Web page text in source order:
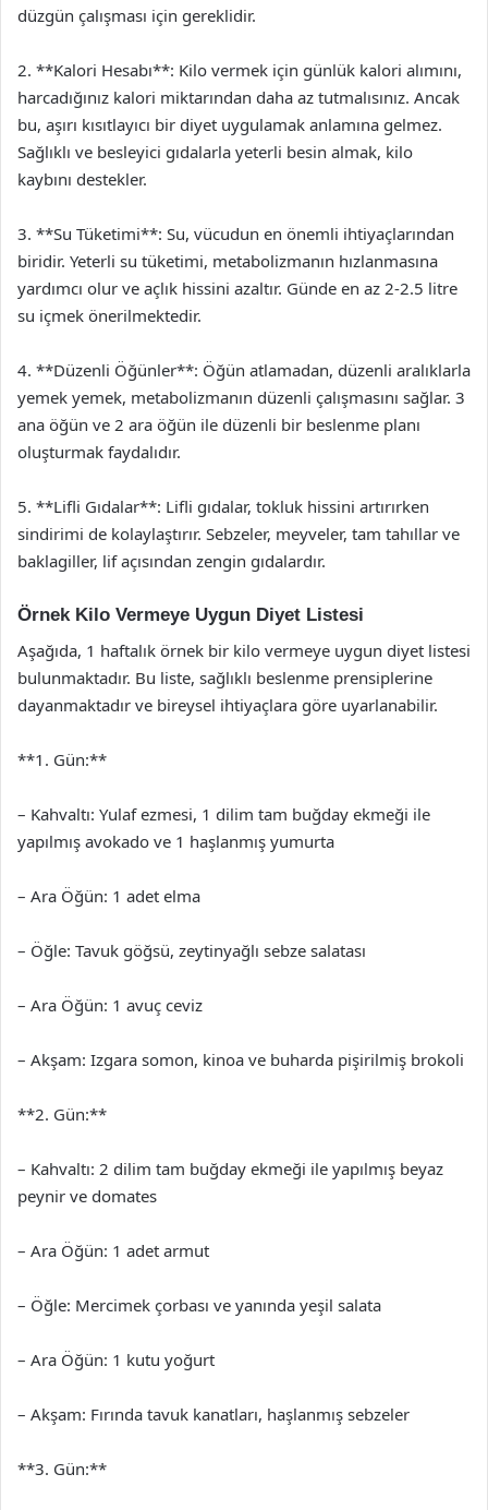
düzgün çalışması için gereklidir.
2. **Kalori Hesabı**: Kilo vermek için günlük kalori alımını,
harcadığınız kalori miktarından daha az tutmalısınız. Ancak
bu, aşırı kısıtlayıcı bir diyet uygulamak anlamına gelmez.
Sağlıklı ve besleyici gıdalarla yeterli besin almak, kilo
kaybını destekler.
3. **Su Tüketimi**: Su, vücudun en önemli ihtiyaçlarından
biridir. Yeterli su tüketimi, metabolizmanın hızlanmasına
yardımcı olur ve açlık hissini azaltır. Günde en az 2-2.5 litre
su içmek önerilmektedir.
4. **Düzenli Öğünler**: Öğün atlamadan, düzenli aralıklarla
yemek yemek, metabolizmanın düzenli çalışmasını sağlar. 3
ana öğün ve 2 ara öğün ile düzenli bir beslenme planı
oluşturmak faydalıdır.
5. **Lifli Gıdalar**: Lifli gıdalar, tokluk hissini artırırken
sindirimi de kolaylaştırır. Sebzeler, meyveler, tam tahıllar ve
baklagiller, lif açısından zengin gıdalardır.
Örnek Kilo Vermeye Uygun Diyet Listesi
Aşağıda, 1 haftalık örnek bir kilo vermeye uygun diyet listesi
bulunmaktadır. Bu liste, sağlıklı beslenme prensiplerine
dayanmaktadır ve bireysel ihtiyaçlara göre uyarlanabilir.
**1. Gün:**
– Kahvaltı: Yulaf ezmesi, 1 dilim tam buğday ekmeği ile
yapılmış avokado ve 1 haşlanmış yumurta
– Ara Öğün: 1 adet elma
– Öğle: Tavuk göğsü, zeytinyağlı sebze salatası
– Ara Öğün: 1 avuç ceviz
– Akşam: Izgara somon, kinoa ve buharda pişirilmiş brokoli
**2. Gün:**
– Kahvaltı: 2 dilim tam buğday ekmeği ile yapılmış beyaz
peynir ve domates
– Ara Öğün: 1 adet armut
– Öğle: Mercimek çorbası ve yanında yeşil salata
– Ara Öğün: 1 kutu yoğurt
– Akşam: Fırında tavuk kanatları, haşlanmış sebzeler
**3. Gün:**